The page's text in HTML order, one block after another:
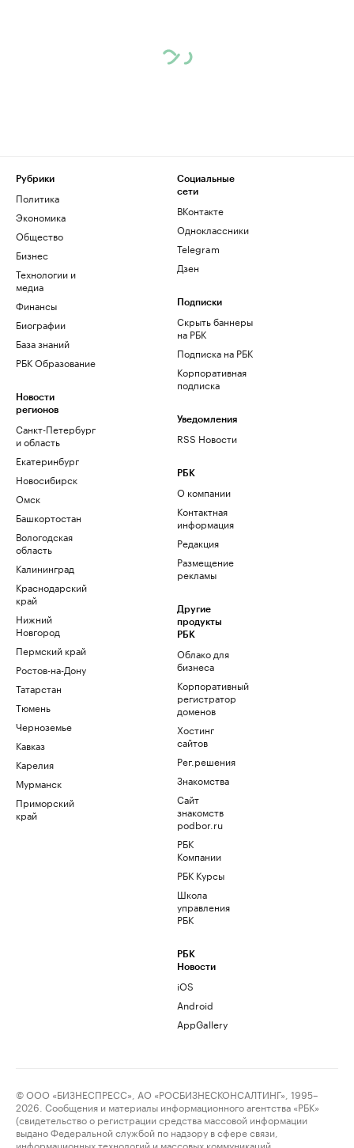
Рубрики
Политика
Экономика
Общество
Бизнес
Технологии и
медиа
Финансы
Биографии
База знаний
РБК Образование
Новости
регионов
Санкт-Петербург
и область
Екатеринбург
Новосибирск
Омск
Башкортостан
Вологодская
область
Калининград
Краснодарский
край
Нижний
Новгород
Пермский край
Ростов-на-Дону
Татарстан
Тюмень
Черноземье
Кавказ
Карелия
Мурманск
Приморский
край
Социальные
сети
ВКонтакте
Одноклассники
Telegram
Дзен
Подписки
Скрыть баннеры
на РБК
Подписка на РБК
Корпоративная
подписка
Уведомления
RSS Новости
РБК
О компании
Контактная
информация
Редакция
Размещение
рекламы
Другие
продукты
РБК
Облако для
бизнеса
Корпоративный
регистратор
доменов
Хостинг
сайтов
Рег.решения
Знакомства
Сайт
знакомств
podbor.ru
РБК
Компании
РБК Курсы
Школа
управления
РБК
РБК
Новости
iOS
Android
AppGallery
© ООО «БИЗНЕСПРЕСС», АО «РОСБИЗНЕСКОНСАЛТИНГ», 1995–
2026. Сообщения и материалы информационного агентства «РБК»
(свидетельство о регистрации средства массовой информации
выдано Федеральной службой по надзору в сфере связи,
информационных технологий и массовых коммуникаций